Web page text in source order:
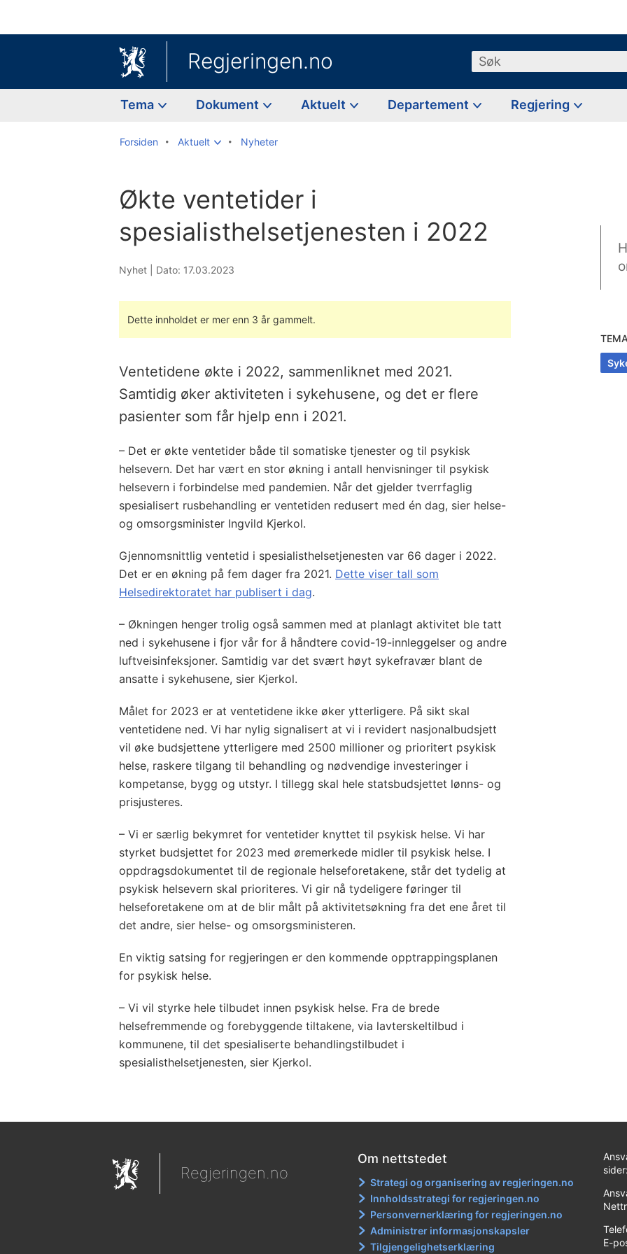
Regjeringen.no Søk
Tema Dokument Aktuelt Departement Regjering
Forsiden Aktuelt Nyheter
Økte ventetider i
spesialisthelsetjenesten i 2022
Nyhet | Dato: 17.03.2023
Dette innholdet er mer enn 3 år gammelt.
Ventetidene økte i 2022, sammenliknet med 2021.
Samtidig øker aktiviteten i sykehusene, og det er flere
pasienter som får hjelp enn i 2021.
– Det er økte ventetider både til somatiske tjenester og til psykisk
helsevern. Det har vært en stor økning i antall henvisninger til psykisk
helsevern i forbindelse med pandemien. Når det gjelder tverrfaglig
spesialisert rusbehandling er ventetiden redusert med én dag, sier helse-
og omsorgsminister Ingvild Kjerkol.
Gjennomsnittlig ventetid i spesialisthelsetjenesten var 66 dager i 2022.
Det er en økning på fem dager fra 2021. Dette viser tall som
Helsedirektoratet har publisert i dag.
– Økningen henger trolig også sammen med at planlagt aktivitet ble tatt
ned i sykehusene i fjor vår for å håndtere covid-19-innleggelser og andre
luftveisinfeksjoner. Samtidig var det svært høyt sykefravær blant de
ansatte i sykehusene, sier Kjerkol.
Målet for 2023 er at ventetidene ikke øker ytterligere. På sikt skal
ventetidene ned. Vi har nylig signalisert at vi i revidert nasjonalbudsjett
vil øke budsjettene ytterligere med 2500 millioner og prioritert psykisk
helse, raskere tilgang til behandling og nødvendige investeringer i
kompetanse, bygg og utstyr. I tillegg skal hele statsbudsjettet lønns- og
prisjusteres.
– Vi er særlig bekymret for ventetider knyttet til psykisk helse. Vi har
styrket budsjettet for 2023 med øremerkede midler til psykisk helse. I
oppdragsdokumentet til de regionale helseforetakene, står det tydelig at
psykisk helsevern skal prioriteres. Vi gir nå tydeligere føringer til
helseforetakene om at de blir målt på aktivitetsøkning fra det ene året til
det andre, sier helse- og omsorgsministeren.
En viktig satsing for regjeringen er den kommende opptrappingsplanen
for psykisk helse.
– Vi vil styrke hele tilbudet innen psykisk helse. Fra de brede
helsefremmende og forebyggende tiltakene, via lavterskeltilbud i
kommunene, til det spesialiserte behandlingstilbudet i
spesialisthelsetjenesten, sier Kjerkol.
TEMA
Regjeringen.no
Om nettstedet
Strategi og organisering av regjeringen.no
Innholdsstrategi for regjeringen.no
Personvernerklæring for regjeringen.no
Administrer informasjonskapsler
Tilgjengelighetserklæring
sider:
E-